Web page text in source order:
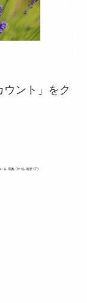
ウント」をク